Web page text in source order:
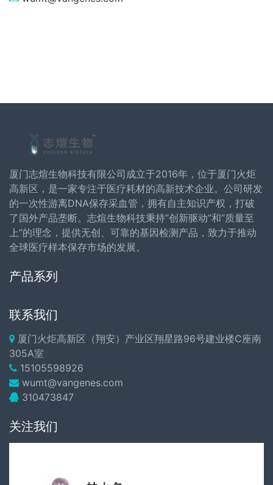
厦门志煊生物科技有限公司成立于2016年，位于厦门火炬
高新区，是一家专注于医疗耗材的高新技术企业。公司研发
的一次性游离DNA保存采血管，拥有自主知识产权，打破
了国外产品垄断。志煊生物科技秉持“创新驱动”和“质量至
上”的理念，提供无创、可靠的基因检测产品，致力于推动
全球医疗样本保存市场的发展。
产品系列
联系我们
厦门火炬高新区（翔安）产业区翔星路96号建业楼C座南
305A室
15105598926
wumt@vangenes.com
310473847
关注我们